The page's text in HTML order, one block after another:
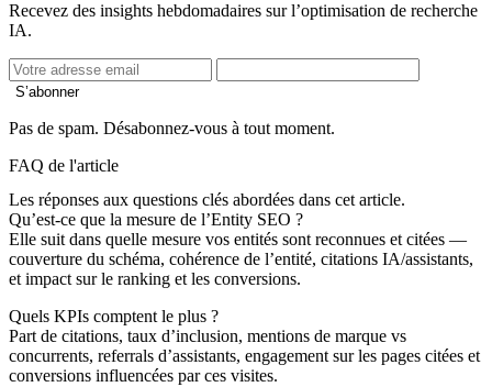
Recevez des insights hebdomadaires sur l’optimisation de recherche
IA.
S’abonner
Pas de spam. Désabonnez-vous à tout moment.
FAQ de l'article
Les réponses aux questions clés abordées dans cet article.
Qu’est-ce que la mesure de l’Entity SEO ?
Elle suit dans quelle mesure vos entités sont reconnues et citées —
couverture du schéma, cohérence de l’entité, citations IA/assistants,
et impact sur le ranking et les conversions.
Quels KPIs comptent le plus ?
Part de citations, taux d’inclusion, mentions de marque vs
concurrents, referrals d’assistants, engagement sur les pages citées et
conversions influencées par ces visites.